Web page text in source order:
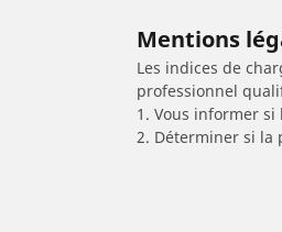
Mentions
Les indices de
professionnel
1. Vous informer
2. Déterminer si la